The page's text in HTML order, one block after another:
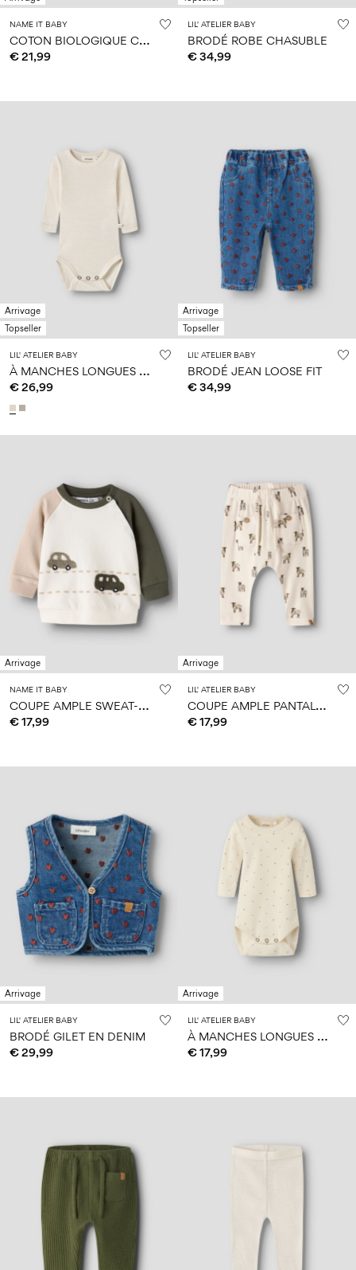
NAME IT BABY
C
OTON BIOLOGIQUE CARDIGAN
€ 21,99
LIL' ATELIER BABY
BRODÉ ROBE CHASUBLE
€ 34,99
Arrivage
Topseller
LIL' ATELIER BABY
À
MANCHES LONGUES BARBOTEUSE
€ 26,99
Arrivage
Topseller
LIL' ATELIER BABY
BRODÉ JEAN LOOSE FIT
€ 34,99
Arrivage
NAME IT BABY
C
OUPE AMPLE SWEAT-SHIRT
€ 17,99
Arrivage
LIL' ATELIER BABY
C
OUPE AMPLE PANTALON
€ 17,99
Arrivage
LIL' ATELIER BABY
BRODÉ GILET EN DENIM
€ 29,99
Arrivage
LIL' ATELIER BABY
À
MANCHES LONGUES BARBOTEUSE
€ 17,99